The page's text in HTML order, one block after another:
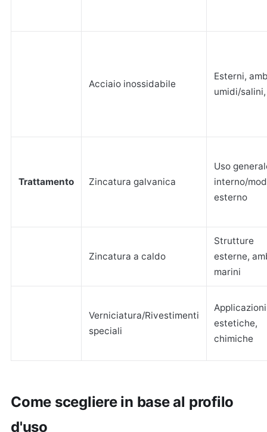
Acciaio inossidabile
Esterni,
umidi/
Trattamento Zincatura galvanica
Uso
interno/
esterno
Zincatura a caldo
Strutture
esterne,
marini
Verniciatura/Rivestimenti
speciali
Applicazioni
estetiche,
chimiche
Come scegliere in base al profilo
d'uso